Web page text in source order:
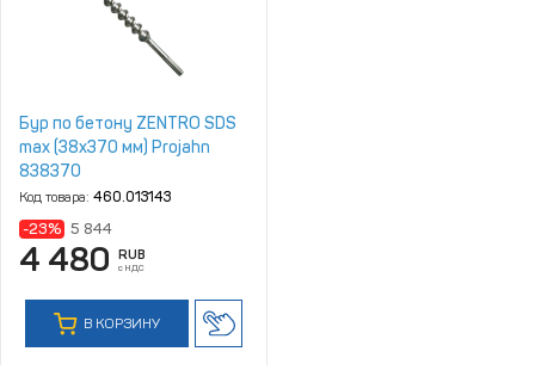
Бур по бетону ZENTRO SDS
max (38x370 мм) Projahn
838370
Код товара: 460.013143
-23% 5 844
4 480 RUB
с НДС
В КОРЗИНУ